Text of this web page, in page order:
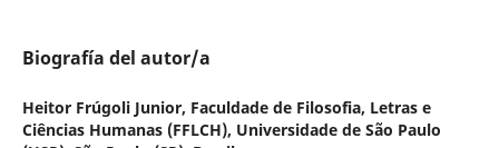
Biografía del autor/a
Heitor Frúgoli Junior, Faculdade de Filosofia, Letras e
Ciências Humanas (FFLCH), Universidade de São Paulo